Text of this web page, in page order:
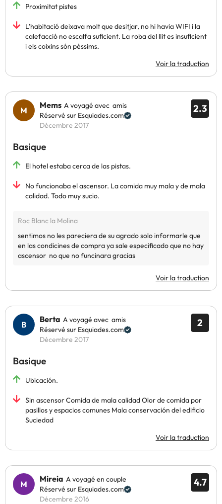
Proximitat pistes
L'habitació deixava molt que desitjar, no hi havia WIFI i la
calefacció no escalfa suficient. La roba del llit es insuficient
i els coixins són pèssims.
Voir la traduction
2.3
Mems A voyagé avec amis
Réservé sur Esquiades.com
Décembre 2017
Basique
El hotel estaba cerca de las pistas.
No funcionaba el ascensor. La comida muy mala y de mala
calidad. Todo muy sucio.
Voir la traduction
2
Berta A voyagé avec amis
Réservé sur Esquiades.com
Décembre 2017
Basique
Ubicación.
Sin ascensor Comida de mala calidad Olor de comida por
pasillos y espacios comunes Mala conservación del edificio
Suciedad
Voir la traduction
4.7
Mireia A voyagé en couple
Réservé sur Esquiades.com
Décembre 2016